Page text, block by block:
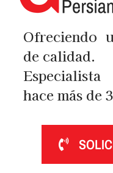
Ofreciendo
de calidad.
hace más de